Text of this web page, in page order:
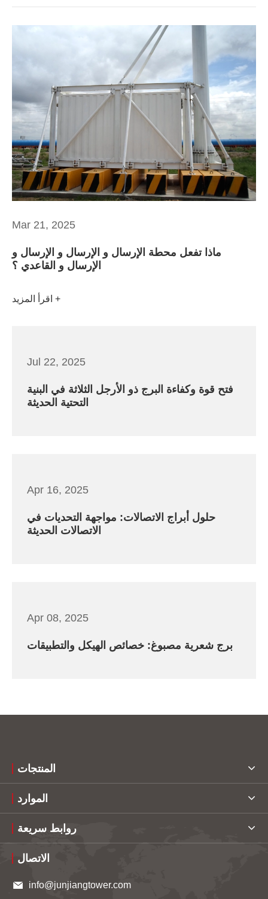
Mar 21, 2025
ماذا تفعل محطة الإرسال و الإرسال و الإرسال و
الإرسال و القاعدي ؟
Jul 22, 2025
فتح قوة وكفاءة البرج ذو الأرجل الثلاثة في البنية
التحتية الحديثة
Apr 16, 2025
حلول أبراج الاتصالات: مواجهة التحديات في
الاتصالات الحديثة
Apr 08, 2025
برج شعرية مصبوغ: خصائص الهيكل والتطبيقات
المنتجات
الموارد
روابط سريعة
الاتصال
info@junjiangtower.com